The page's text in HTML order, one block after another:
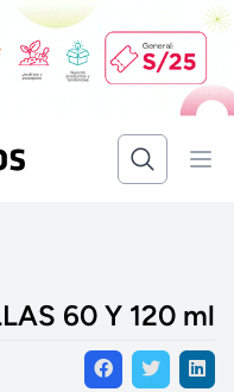
60 Y 120 ml